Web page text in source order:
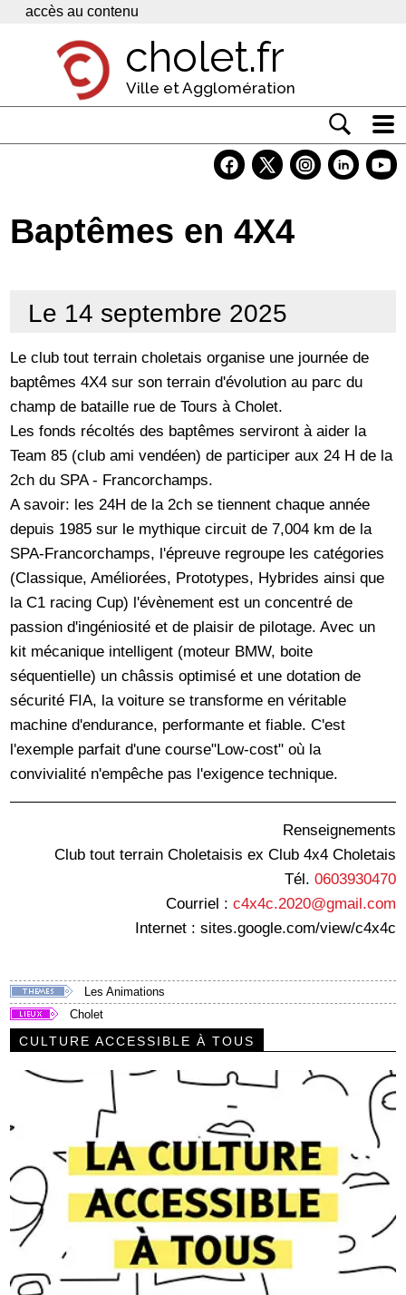
Panneau de gestion des cookies
accès au contenu
cholet.fr
Ville et Agglomération
Economie
Contacts
Baptêmes en 4X4
Le 14 septembre 2025
Le club tout terrain choletais organise une journée de
baptêmes 4X4 sur son terrain d'évolution au parc du
champ de bataille rue de Tours à Cholet.
Les fonds récoltés des baptêmes serviront à aider la
Team 85 (club ami vendéen) de participer aux 24 H de la
2ch du SPA - Francorchamps.
A savoir: les 24H de la 2ch se tiennent chaque année
depuis 1985 sur le mythique circuit de 7,004 km de la
SPA-Francorchamps, l'épreuve regroupe les catégories
(Classique, Améliorées, Prototypes, Hybrides ainsi que
la C1 racing Cup) l'évènement est un concentré de
passion d'ingéniosité et de plaisir de pilotage. Avec un
kit mécanique intelligent (moteur BMW, boite
séquentielle) un châssis optimisé et une dotation de
sécurité FIA, la voiture se transforme en véritable
machine d'endurance, performante et fiable. C'est
l'exemple parfait d'une course"Low-cost" où la
convivialité n'empêche pas l'exigence technique.
Renseignements
Club tout terrain Choletaisis ex Club 4x4 Choletais
Tél. 0603930470
Courriel : c4x4c.2020@gmail.com
Internet : sites.google.com/view/c4x4c
Les Animations
Cholet
CULTURE ACCESSIBLE À TOUS